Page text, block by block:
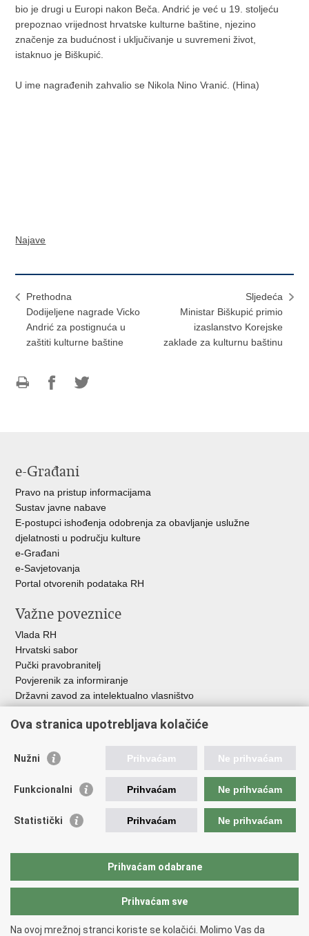
bio je drugi u Europi nakon Beča. Andrić je već u 19. stoljeću
prepoznao vrijednost hrvatske kulturne baštine, njezino
značenje za budućnost i uključivanje u suvremeni život,
istaknuo je Biškupić.
U ime nagrađenih zahvalio se Nikola Nino Vranić. (Hina)
Najave
Prethodna
Dodijeljene nagrade Vicko
Andrić za postignuća u
zaštiti kulturne baštine
Sljedeća
Ministar Biškupić primio
izaslanstvo Korejske
zaklade za kulturnu baštinu
e-Građani
Pravo na pristup informacijama
Sustav javne nabave
E-postupci ishođenja odobrenja za obavljanje uslužne
djelatnosti u području kulture
e-Građani
e-Savjetovanja
Portal otvorenih podataka RH
Važne poveznice
Vlada RH
Hrvatski sabor
Pučki pravobranitelj
Povjerenik za informiranje
Državni zavod za intelektualno vlasništvo
HAKOM
Ostale poveznice
Hrvatski audiovizualni centar
Creative Europe
EU National Institutes for Culture
Međunarodni centar za podvodnu arheologiju u Zadru (MCPA)
Ova stranica upotrebljava kolačiće
Nužni Prihvaćam Ne prihvaćam
Funkcionalni Prihvaćam Ne prihvaćam
Statistički Prihvaćam Ne prihvaćam
Prihvaćam odabrane
Prihvaćam sve
Na ovoj mrežnoj stranci koriste se kolačići. Molimo Vas da